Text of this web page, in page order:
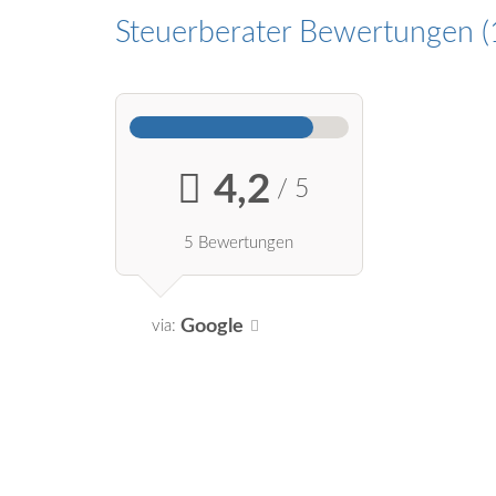
Steuerberater Bewertungen
4,2 / 5
5 Bewertungen
via: Google